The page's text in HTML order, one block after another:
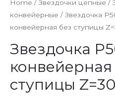
Home / Звездочки цепные /
конвейерные / Звездочка
конвейерная без ступицы
Звездочка
конвейерная
ступицы Z=30
Звездочка
P50-
R25
конвейерная
без
ступицы
Z=30
quantity